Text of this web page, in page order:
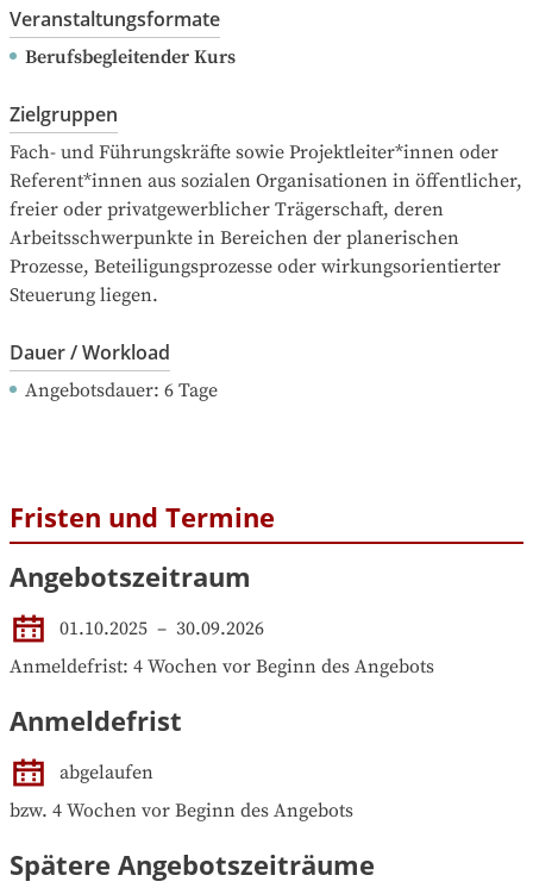
Veranstaltungsformate
Berufsbegleitender Kurs
Zielgruppen
Fach- und Führungskräfte sowie Projektleiter*innen oder
Referent*innen aus sozialen Organisationen in öffentlicher,
freier oder privatgewerblicher Trägerschaft, deren
Arbeitsschwerpunkte in Bereichen der planerischen
Prozesse, Beteiligungsprozesse oder wirkungsorientierter
Steuerung liegen.
Dauer / Workload
Angebotsdauer: 6 Tage
Fristen und Termine
Angebotszeitraum
01.10.2025 – 30.09.2026
Anmeldefrist: 4 Wochen vor Beginn des Angebots
Anmeldefrist
abgelaufen
bzw. 4 Wochen vor Beginn des Angebots
Spätere Angebotszeiträume